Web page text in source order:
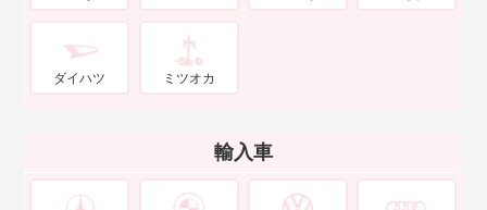
ダイハツ ミツオカ
輸入車